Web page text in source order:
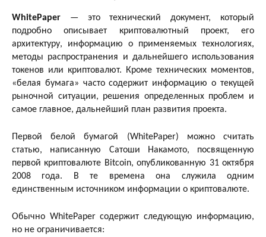
WhitePaper — это технический документ, который
подробно описывает криптовалютный проект, его
архитектуру, информацию о применяемых технологиях,
методы распространения и дальнейшего использования
токенов или криптовалют. Кроме технических моментов,
«белая бумага» часто содержит информацию о текущей
рыночной ситуации, решения определенных проблем и
самое главное, дальнейший план развития проекта.
Первой белой бумагой (WhitePaper) можно считать
статью, написанную Сатоши Накамото, посвященную
первой криптовалюте Bitcoin, опубликованную 31 октября
2008 года. В те времена она служила одним
единственным источником информации о криптовалюте.
Обычно WhitePaper содержит следующую информацию,
но не ограничивается: